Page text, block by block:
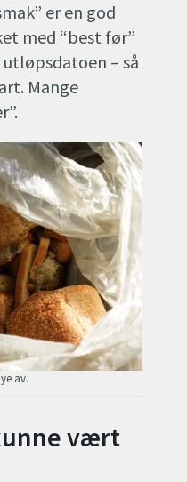
er en god
med “best før”
– så
Mange
av.
vært